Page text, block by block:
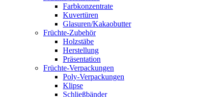
Farbkonzentrate
Kuvertüren
Glasuren/Kakaobutter
Früchte-Zubehör
Holzstäbe
Herstellung
Präsentation
Früchte-Verpackungen
Poly-Verpackungen
Klipse
Schließbänder